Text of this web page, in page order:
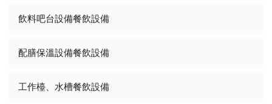
飲料吧台設備餐飲設備
配膳保溫設備餐飲設備
工作檯、水槽餐飲設備